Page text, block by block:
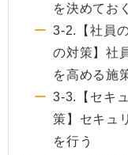
を決めておく
3-2.【社員
の対策】社
を高める施
3-3.【セキ
策】セキュ
を行う